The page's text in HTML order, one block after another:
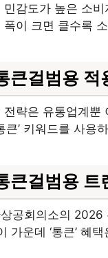
민감도가 높은 소
폭이 크면 클수록
큰걸범용 적
전략은 유통업계뿐
큰’ 키워드를 사
큰걸범용 트
공회의소의 2026
가운데 ‘통큰’ 혜